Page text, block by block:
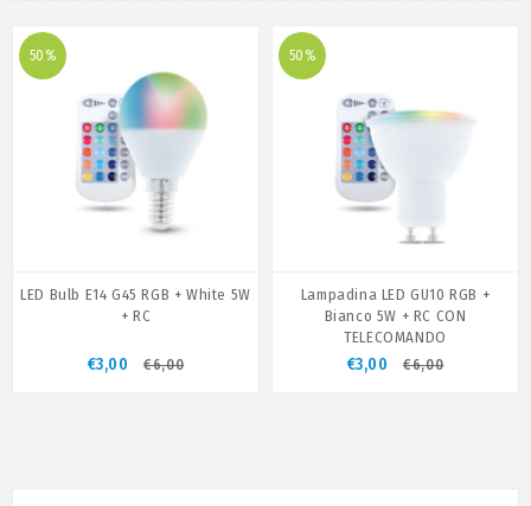
50%
LED Bulb E14 G45 RGB + White 5W
+ RC
€3,00 €6,00
50%
Lampadina LED GU10 RGB +
Bianco 5W + RC CON
TELECOMANDO
€3,00 €6,00